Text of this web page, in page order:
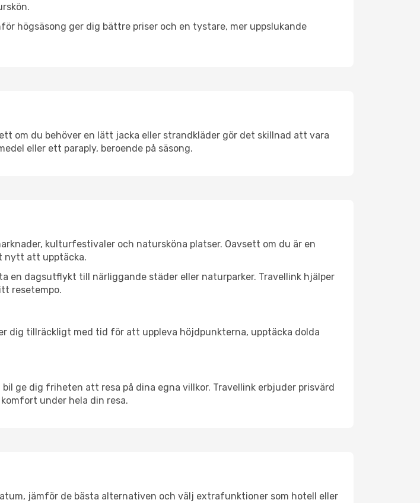
högsäsong ger dig bättre priser och en tystare, mer uppslukande
om du behöver en lätt jacka eller strandkläder gör det skillnad att vara
eller ett paraply, beroende på säsong.
kulturfestivaler och natursköna platser. Oavsett om du är en
nytt att upptäcka.
en dagsutflykt till närliggande städer eller naturparker. Travellink hjälper
resetempo.
dig tillräckligt med tid för att uppleva höjdpunkterna, upptäcka dolda
ge dig friheten att resa på dina egna villkor. Travellink erbjuder prisvärd
under hela din resa.
jämför de bästa alternativen och välj extrafunktioner som hotell eller